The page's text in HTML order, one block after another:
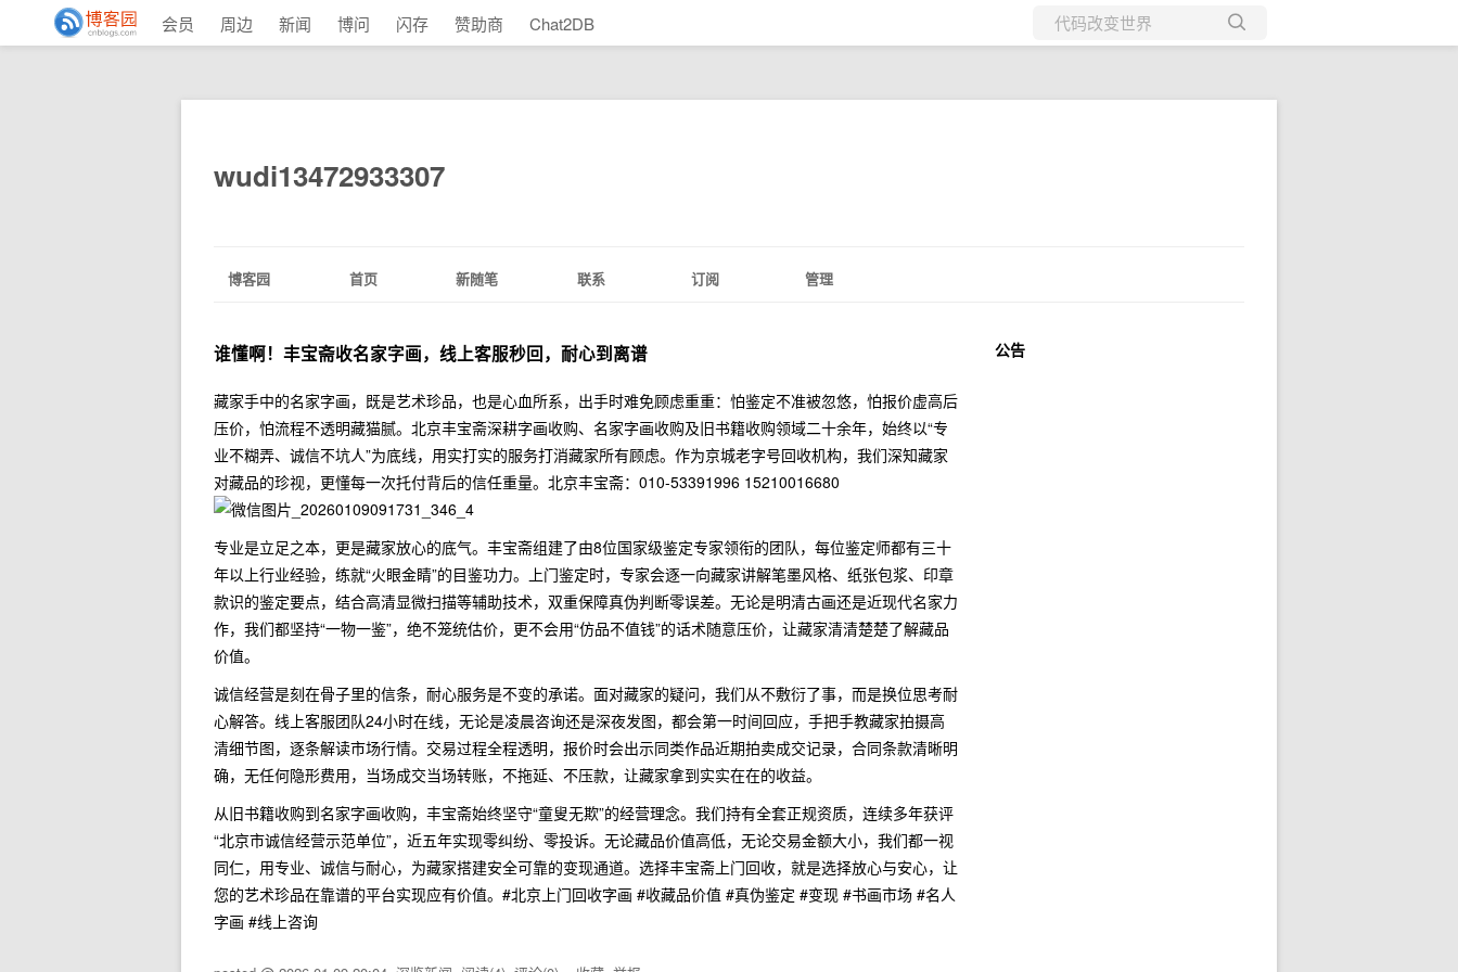
会员 周边 新闻 博问 闪存 赞助商 Chat2DB
当前博客
wudi13472933307
博客园 首页 新随笔 联系 订阅 管理
谁懂啊！丰宝斋收名家字画，线上客服秒回，耐心到离谱
藏家手中的名家字画，既是艺术珍品，也是心血所系，出手时难免顾虑重重：怕鉴定不准被忽悠，怕报价虚高后
压价，怕流程不透明藏猫腻。北京丰宝斋深耕字画收购、名家字画收购及旧书籍收购领域二十余年，始终以“专
业不糊弄、诚信不坑人”为底线，用实打实的服务打消藏家所有顾虑。作为京城老字号回收机构，我们深知藏家
对藏品的珍视，更懂每一次托付背后的信任重量。北京丰宝斋：010-53391996 15210016680
专业是立足之本，更是藏家放心的底气。丰宝斋组建了由8位国家级鉴定专家领衔的团队，每位鉴定师都有三十
年以上行业经验，练就“火眼金睛”的目鉴功力。上门鉴定时，专家会逐一向藏家讲解笔墨风格、纸张包浆、印章
款识的鉴定要点，结合高清显微扫描等辅助技术，双重保障真伪判断零误差。无论是明清古画还是近现代名家力
作，我们都坚持“一物一鉴”，绝不笼统估价，更不会用“仿品不值钱”的话术随意压价，让藏家清清楚楚了解藏品
价值。
诚信经营是刻在骨子里的信条，耐心服务是不变的承诺。面对藏家的疑问，我们从不敷衍了事，而是换位思考耐
心解答。线上客服团队24小时在线，无论是凌晨咨询还是深夜发图，都会第一时间回应，手把手教藏家拍摄高
清细节图，逐条解读市场行情。交易过程全程透明，报价时会出示同类作品近期拍卖成交记录，合同条款清晰明
确，无任何隐形费用，当场成交当场转账，不拖延、不压款，让藏家拿到实实在在的收益。
从旧书籍收购到名家字画收购，丰宝斋始终坚守“童叟无欺”的经营理念。我们持有全套正规资质，连续多年获评
“北京市诚信经营示范单位”，近五年实现零纠纷、零投诉。无论藏品价值高低，无论交易金额大小，我们都一视
同仁，用专业、诚信与耐心，为藏家搭建安全可靠的变现通道。选择丰宝斋上门回收，就是选择放心与安心，让
您的艺术珍品在靠谱的平台实现应有价值。#北京上门回收字画 #收藏品价值 #真伪鉴定 #变现 #书画市场 #名人
字画 #线上咨询
公告